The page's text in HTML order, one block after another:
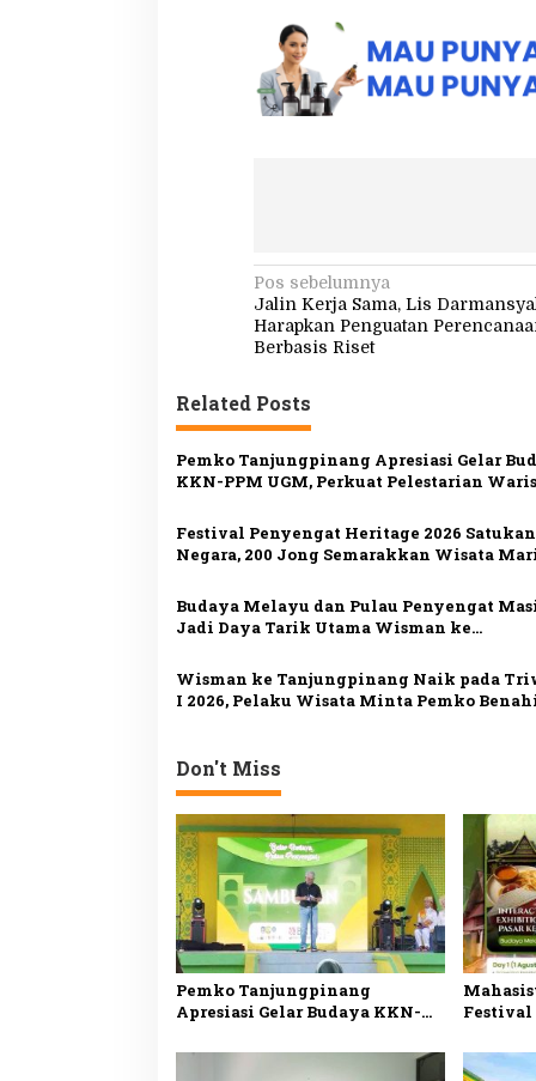
N
a
v
i
g
a
s
i
p
o
s
Pos sebelumnya
Jalin Kerja Sama, Lis
Harapkan Penguatan
Berbasis Riset
Related Posts
Pemko Tanjungpinang Apresiasi Gelar
KKN-PPM UGM, Perkuat Pelestarian
Festival Penyengat Heritage 2026
Negara, 200 Jong Semarakkan Wisata
Budaya Melayu dan Pulau Penyengat
Jadi Daya Tarik Utama Wisman ke
Wisman ke Tanjungpinang Naik pada
I 2026, Pelaku Wisata Minta Pemko
Don't Miss
Pemko Tanjungpinang
Apresiasi Gelar Budaya KKN-
Warisan Melayu di Penyengat
Festival
Melayu
Sejarah